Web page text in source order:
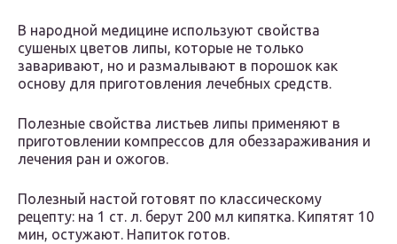
В народной медицине используют свойства
сушеных цветов липы, которые не только
заваривают, но и размалывают в порошок как
основу для приготовления лечебных средств.
Полезные свойства листьев липы применяют в
приготовлении компрессов для обеззараживания и
лечения ран и ожогов.
Полезный настой готовят по классическому
рецепту: на 1 ст. л. берут 200 мл кипятка. Кипятят 10
мин, остужают. Напиток готов.